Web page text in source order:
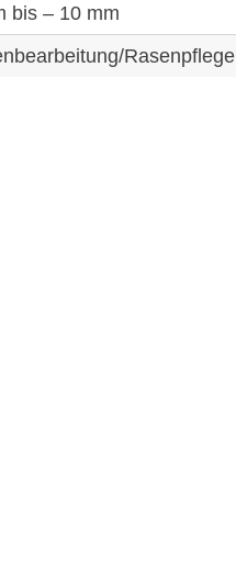
bis – 10 mm
Rasenpflege